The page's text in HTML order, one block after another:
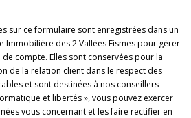
sur ce formulaire sont enregistrées dans un
Immobilière des 2 Vallées Fismes pour gérer
compte. Elles sont conservées pour la
de la relation client dans le respect des
et sont destinées à nos conseillers
et libertés », vous pouvez exercer
vous concernant et les faire rectifier en